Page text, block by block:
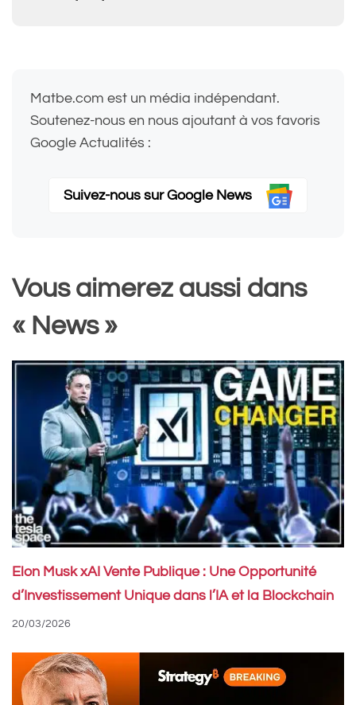
Matbe.com est un média indépendant.
Soutenez-nous en nous ajoutant à vos favoris
Google Actualités :
Suivez-nous sur Google News
Vous aimerez aussi dans
« News »
Elon Musk xAI Vente Publique : Une Opportunité
d’Investissement Unique dans l’IA et la Blockchain
20/03/2026